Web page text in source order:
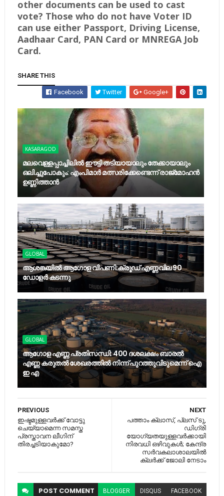
other documents can be used to cast
vote? Those who do not have Voter ID
can use either Passport, Driving License,
Aadhaar Card, PAN Card or MNREGA Job
Card.
SHARE THIS
Facebook Twitter Google+
KASARAGOD
മലവെള്ളപ്പാച്ചിലില്‍ ഈട്ടി തടിയായാലും തേക്കായാലും
ഒലിച്ചുപോകും: എംപിമാര്‍ മത്സരിക്കേണ്ടെന്ന് രാജ്‌മോഹന്‍
ഉണ്ണിത്താന്‍
GLOBAL
ആശങ്കയിൽ ആഗോള വിപണി:ക്രൂഡ് എണ്ണവില 90
ഡോളർ കടന്നു
GLOBAL
ആഗോള എണ്ണ പ്രതിസന്ധി: 400 ദശലക്ഷം ബാരൽ
എണ്ണ കരുതൽ ശേഖരത്തിൽ നിന്ന് പുറത്തുവിടുമെന്ന് ഐ
ഇ എ
NEXT
പത്താം ക്ലാസ്, പ്ലസ് ടു,
ഡിഗ്രി
യോഗ്യതയുള്ളവര്‍ക്കായി
നിരവധി ഒഴിവുകള്‍; കേന്ദ്ര
സര്‍വകലാശാലയില്‍
ക്ലര്‍ക്ക് ജോലി നേടാം
PREVIOUS
ഇഷ്ടമുള്ളവര്‍ക്ക് വോട്ടു
ചെയ്യാമെന്ന സമസ്ത
പ്രസ്താവന ലീഗിന്
തിരച്ചടിയാകുമോ?
POST COMMENT BLOGGER DISQUS FACEBOOK